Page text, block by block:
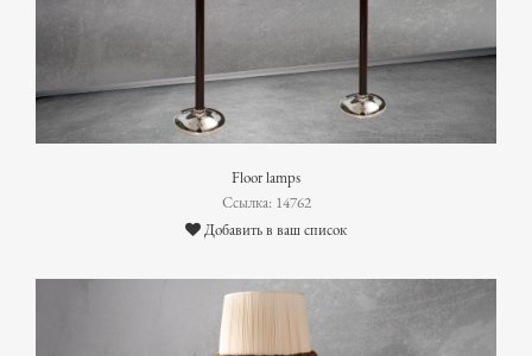
Floor lamps
Ссылка: 14762
Добавить в ваш список